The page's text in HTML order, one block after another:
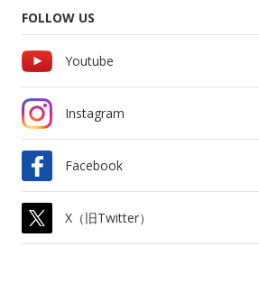
FOLLOW US
Youtube
Instagram
Facebook
X（旧Twitter）